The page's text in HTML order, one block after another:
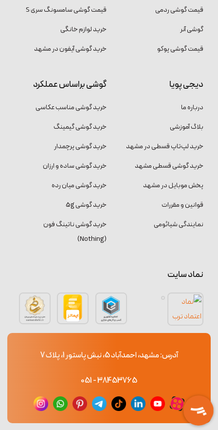
قیمت گوشی ردمی
گوشی آنر
قیمت گوشی پوکو
قیمت گوشی سامسونگ سری S
خرید لوازم خانگی
خرید گوشی آیفون در مشهد
دیجی پویا
درباره ما
بلاگ آموزشی
خرید لپ‌تاپ قسطی در مشهد
خرید گوشی قسطی مشهد
پخش موبایل در مشهد
قوانین و مقررات
نمایندگی شیائومی
گوشی براساس عملکرد
خرید گوشی مناسب عکاسی
خرید گوشی گیمینگ
خرید گوشی پرچمدار
خرید گوشی ساده و ارزان
خرید گوشی میان رده
خرید گوشی 5g
خرید گوشی ناتینگ فون
(Nothing)
نماد سایت
آدرس: مشهد، احمدآباد 5، نبش پاستور 1، پلاک 7
38453765 - 051